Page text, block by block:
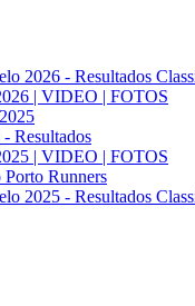
2026 - Resultados
| VIDEO | FOTOS
Resultados
| VIDEO | FOTOS
Runners
2025 - Resultados